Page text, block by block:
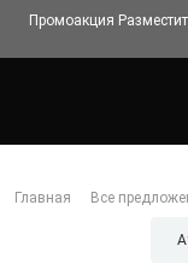
Промоакция
Главная Все